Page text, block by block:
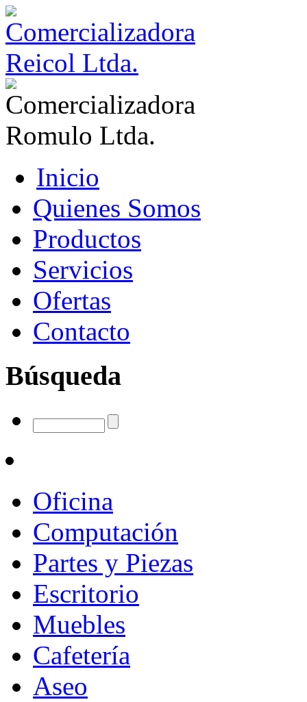
Inicio
Quienes Somos
Productos
Servicios
Ofertas
Contacto
Búsqueda
Oficina
Computación
Partes y Piezas
Escritorio
Muebles
Cafetería
Aseo